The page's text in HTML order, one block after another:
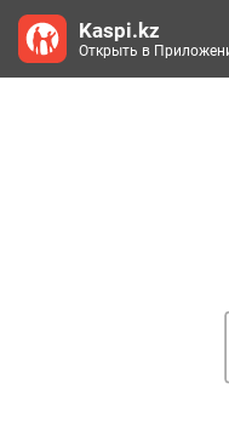
Kaspi.kz
Открыть в